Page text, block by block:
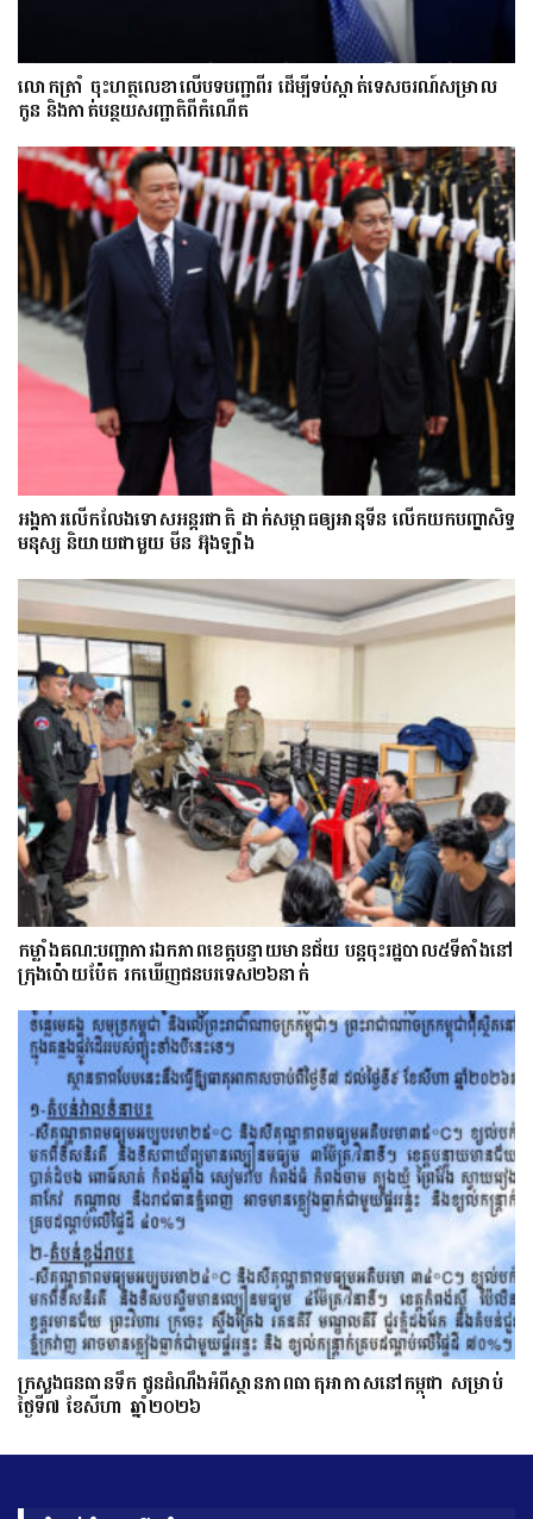
លោក​ត្រាំ ចុះហត្ថលេខាលើបទបញ្ជាពីរ ដើម្បីទប់ស្កាត់ទេស​ចរណ៍សម្រាល
កូន និងកាត់បន្ថយសញ្ជាតិពីកំណើត
អង្គការលើកលែងទោសអន្តរជាតិ ដាក់សម្ពាធឲ្យអានុទីន លើកយកបញ្ហាសិទ្ធ
មនុស្ស និយាយជាមួយ មីន អ៊ុងឡាំង
កម្លាំងគណ:បញ្ជាការឯកភាពខេត្តបន្ទាយមានជ័យ បន្តចុះរដ្ឋបាល៥ទីតាំងនៅ
ក្រុងប៉ោយប៉ែត រកឃើញជនបរទេស២៦នាក់
ក្រសួងធនធានទឹក ជូនដំណឹងអំពីស្ថានភាពធាតុអាកាសនៅកម្ពុជា សម្រាប់
ថ្ងៃទី៧ ខែសីហា ឆ្នាំ២០២៦